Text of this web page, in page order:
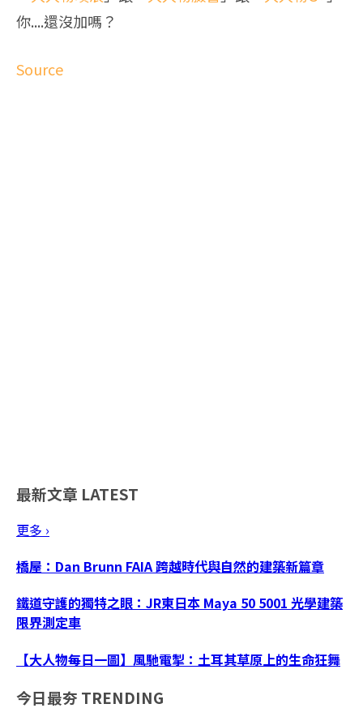
你....還沒加嗎？
Source
最新文章 LATEST
更多 ›
橋屋：Dan Brunn FAIA 跨越時代與自然的建築新篇章
鐵道守護的獨特之眼：JR東日本 Maya 50 5001 光學建築
限界測定車
【大人物每日一圖】風馳電掣：土耳其草原上的生命狂舞
今日最夯 TRENDING